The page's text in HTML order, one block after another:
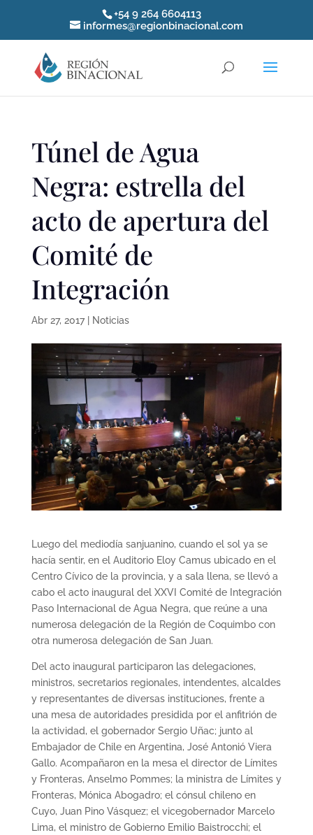
+54 9 264 6604113
informes@regionbinacional.com
Túnel de Agua
Negra: estrella del
acto de apertura del
Comité de
Integración
Abr 27, 2017| Noticias
Luego del mediodía sanjuanino, cuando el sol ya se
hacía sentir, en el Auditorio Eloy Camus ubicado en el
Centro Cívico de la provincia, y a sala llena, se llevó a
cabo el acto inaugural del XXVI Comité de Integración
Paso Internacional de Agua Negra, que reúne a una
numerosa delegación de la Región de Coquimbo con
otra numerosa delegación de San Juan.
Del acto inaugural participaron las delegaciones,
ministros, secretarios regionales, intendentes, alcaldes
y representantes de diversas instituciones, frente a
una mesa de autoridades presidida por el anfitrión de
la actividad, el gobernador Sergio Uñac; junto al
Embajador de Chile en Argentina, José Antonió Viera
Gallo. Acompañaron en la mesa el director de Límites
y Fronteras, Anselmo Pommes; la ministra de Límites y
Fronteras, Mónica Abogadro; el cónsul chileno en
Cuyo, Juan Pino Vásquez; el vicegobernador Marcelo
Lima, el ministro de Gobierno Emilio Baistrocchi; el